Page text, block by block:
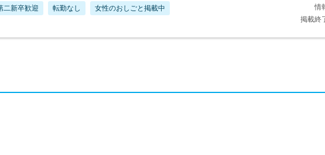
二新卒歓迎 転勤なし 女性のおしごと掲載中
情
掲載終